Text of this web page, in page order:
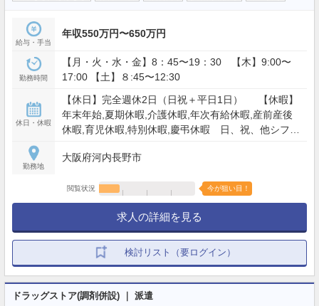
給与・手当
年収550万円〜650万円
勤務時間
【月・火・水・金】8：45〜19：30 【木】9:00〜
17:00 【土】８:45〜12:30
休日・休暇
【休日】完全週休2日（日祝＋平日1日） 【休暇】
年末年始,夏期休暇,介護休暇,年次有給休暇,産前産後
休暇,育児休暇,特別休暇,慶弔休暇 日、祝、他シフト
勤務地
大阪府河内長野市
閲覧状況 今が狙い目！
求人の詳細を見る
検討リスト（要ログイン）
ドラッグストア(調剤併設) ｜ 派遣